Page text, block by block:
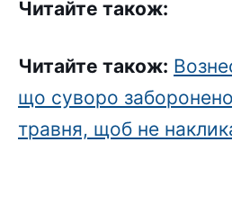
Читайте також:
Читайте також:
що суворо
травня, щоб не